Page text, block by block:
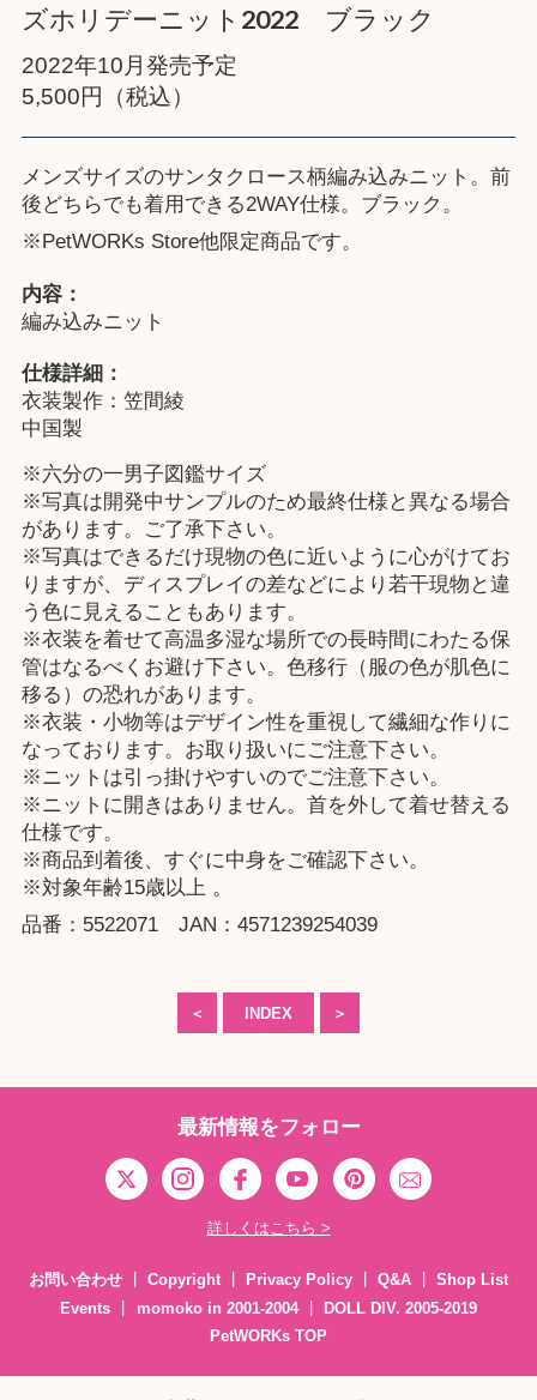
ズホリデーニット2022 ブラック
2022年10月発売予定
5,500円（税込）
メンズサイズのサンタクロース柄編み込みニット。前
後どちらでも着用できる2WAY仕様。ブラック。
※PetWORKs Store他限定商品です。
内容：
編み込みニット
仕様詳細：
衣装製作：笠間綾
中国製
※六分の一男子図鑑サイズ
※写真は開発中サンプルのため最終仕様と異なる場合
があります。ご了承下さい。
※写真はできるだけ現物の色に近いように心がけてお
りますが、ディスプレイの差などにより若干現物と違
う色に見えることもあります。
※衣装を着せて高温多湿な場所での長時間にわたる保
管はなるべくお避け下さい。色移行（服の色が肌色に
移る）の恐れがあります。
※衣装・小物等はデザイン性を重視して繊細な作りに
なっております。お取り扱いにご注意下さい。
※ニットは引っ掛けやすいのでご注意下さい。
※ニットに開きはありません。首を外して着せ替える
仕様です。
※商品到着後、すぐに中身をご確認下さい。
※対象年齢15歳以上 。
品番：5522071 JAN：4571239254039
＜ INDEX ＞
最新情報をフォロー
詳しくはこちら >
お問い合わせ Copyright Privacy Policy Q&A
Shop List
Events
momoko in 2001-2004
DOLL DIV. 2005-2019
PetWORKs TOP